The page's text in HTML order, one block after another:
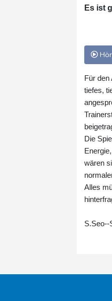
Es ist
Für
tiefes,
Die
wären
Alles
S.Seo--